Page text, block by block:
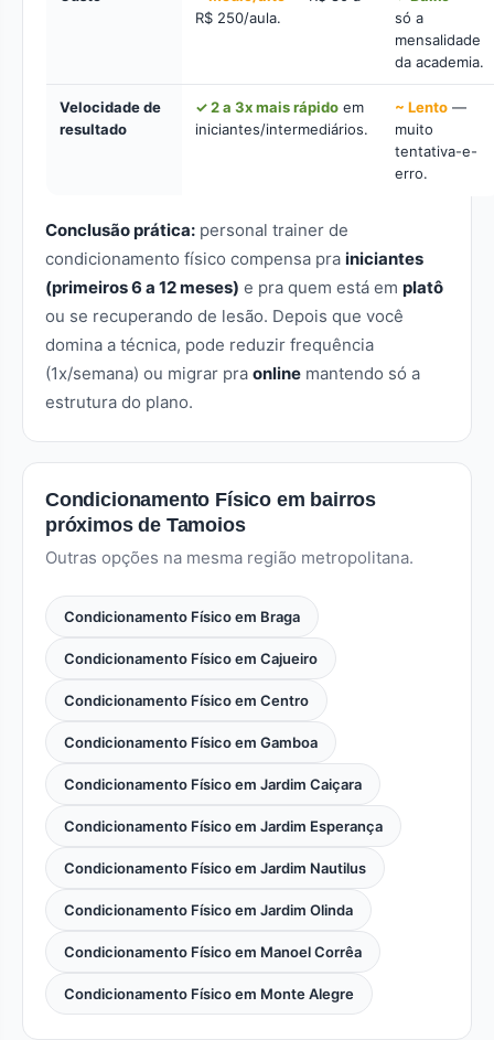
R$ 250/aula.
só a
mensalidade
da academia.
Velocidade de
resultado
✓ 2 a 3x mais rápido em
iniciantes/intermediários.
~ Lento —
muito
tentativa-e-
erro.
Conclusão prática: personal trainer de
condicionamento físico compensa pra iniciantes
(primeiros 6 a 12 meses) e pra quem está em platô
ou se recuperando de lesão. Depois que você
domina a técnica, pode reduzir frequência
(1x/semana) ou migrar pra online mantendo só a
estrutura do plano.
Condicionamento Físico em bairros
próximos de Tamoios
Outras opções na mesma região metropolitana.
Condicionamento Físico em Braga
Condicionamento Físico em Cajueiro
Condicionamento Físico em Centro
Condicionamento Físico em Gamboa
Condicionamento Físico em Jardim Caiçara
Condicionamento Físico em Jardim Esperança
Condicionamento Físico em Jardim Nautilus
Condicionamento Físico em Jardim Olinda
Condicionamento Físico em Manoel Corrêa
Condicionamento Físico em Monte Alegre